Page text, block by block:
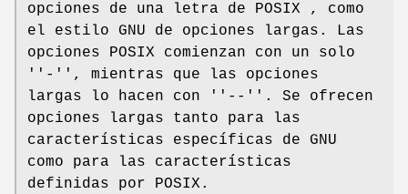
opciones de una letra de POSIX , como
el estilo GNU de opciones largas. Las
opciones POSIX comienzan con un solo
''-'', mientras que las opciones
largas lo hacen con ''--''. Se ofrecen
opciones largas tanto para las
características específicas de GNU
como para las características
definidas por POSIX.